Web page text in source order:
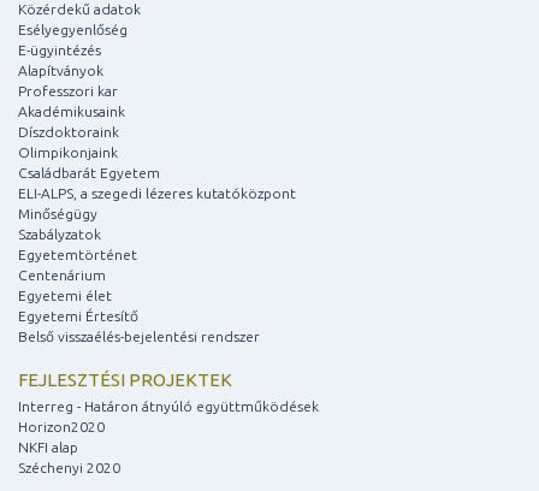
Közérdekű adatok
Esélyegyenlőség
E-ügyintézés
Alapítványok
Professzori kar
Akadémikusaink
Díszdoktoraink
Olimpikonjaink
Családbarát Egyetem
ELI-ALPS, a szegedi lézeres kutatóközpont
Minőségügy
Szabályzatok
Egyetemtörténet
Centenárium
Egyetemi élet
Egyetemi Értesítő
Belső visszaélés-bejelentési rendszer
FEJLESZTÉSI PROJEKTEK
Interreg - Határon átnyúló együttműködések
Horizon2020
NKFI alap
Széchenyi 2020